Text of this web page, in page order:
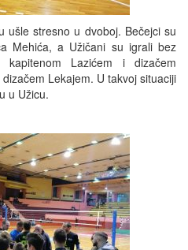
ušle stresno u dvoboj. Bečejci su
Mehića, a Užičani su igrali bez
Lazićem i dizačem
Lekajem. U takvoj situaciji
u Užicu.